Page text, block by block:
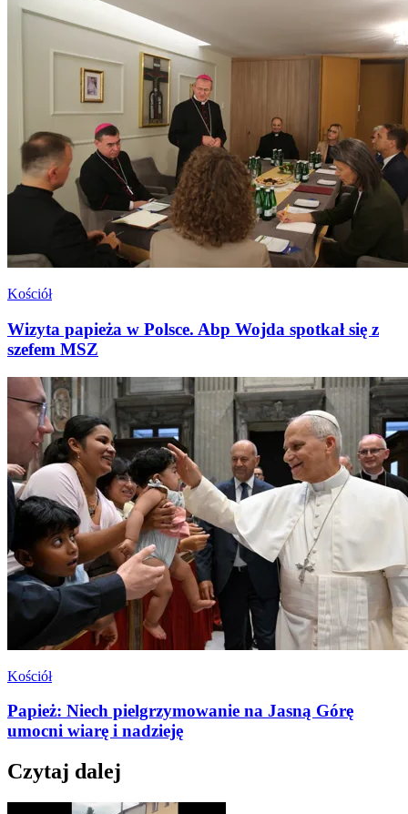
Kościół
Wizyta papieża w Polsce. Abp Wojda spotkał się z
szefem MSZ
Kościół
Papież: Niech pielgrzymowanie na Jasną Górę
umocni wiarę i nadzieję
Czytaj dalej